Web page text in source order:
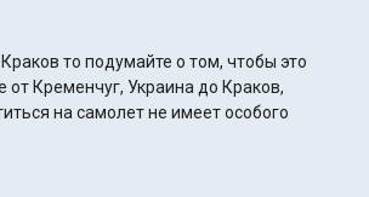
то подумайте о том, чтобы это
Кременчуг, Украина до Краков,
на самолет не имеет особого